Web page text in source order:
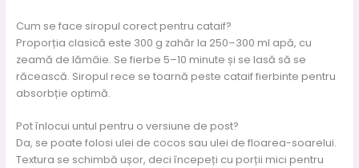
Cum se face siropul corect pentru cataif?
Proporția clasică este 300 g zahăr la 250–300 ml apă, cu
zeamă de lămâie. Se fierbe 5–10 minute și se lasă să se
răcească. Siropul rece se toarnă peste cataif fierbinte pentru
absorbție optimă.
Pot înlocui untul pentru o versiune de post?
Da, se poate folosi ulei de cocos sau ulei de floarea-soarelui.
Textura se schimbă ușor, deci începeți cu porții mici pentru